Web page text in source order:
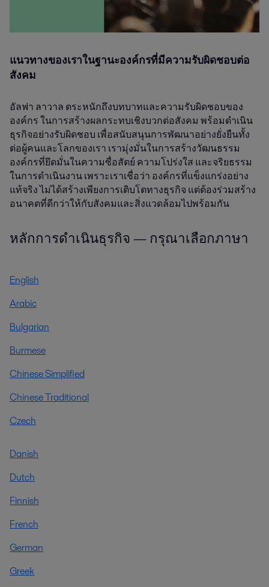
แนวทางของเราในฐานะองค์กรที่มีความรับผิดชอบต่อ
สังคม
อัลฟา ลาวาล ตระหนักถึงบทบาทและความรับผิดชอบของ
องค์กร ในการสร้างผลกระทบเชิงบวกต่อสังคม พร้อมดำเนิน
ธุรกิจอย่างรับผิดชอบ เพื่อสนับสนุนการพัฒนาอย่างยั่งยืนทั้ง
ต่อผู้คนและโลกของเรา เรามุ่งมั่นในการสร้างวัฒนธรรม
องค์กรที่ยึดมั่นในความซื่อสัตย์ ความโปร่งใส และจริยธรรม
ในการดำเนินงาน เพราะเราเชื่อว่า องค์กรที่แข็งแกร่งอย่าง
แท้จริง ไม่ได้สร้างเพียงการเติบโตทางธุรกิจ แต่ต้องร่วมสร้าง
อนาคตที่ดีกว่าให้กับสังคมและสิ่งแวดล้อมไปพร้อมกัน
หลักการดำเนินธุรกิจ — กรุณาเลือกภาษา
English
Arabic
Bulgarian
Burmese
Chinese Simplified
Chinese Traditional
Czech
Danish
Dutch
Finnish
French
German
Greek